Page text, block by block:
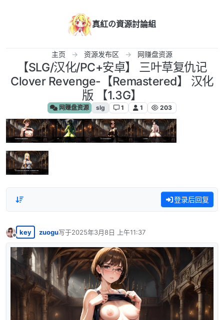
真紅の資源討論組
主页 资源发布区 网赚盘资源
【SLG/汉化/PC+安卓】 三叶草复仇记
Clover Revenge-【Remastered】 汉化
版 【1.3G】
网赚盘资源 slg 1 1 203
登录后回复
离线
key zuogu写于2025年3月8日 上午11:37
最后由 编辑